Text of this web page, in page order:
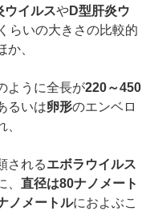
ウイルスやD型肝炎ウ
らいの大きさの比較的
、
ように全長が220～450
るいは卵形のエンベロ
されるエボラウイルス
、直径は80ナノメート
ノメートルにおよぶこ